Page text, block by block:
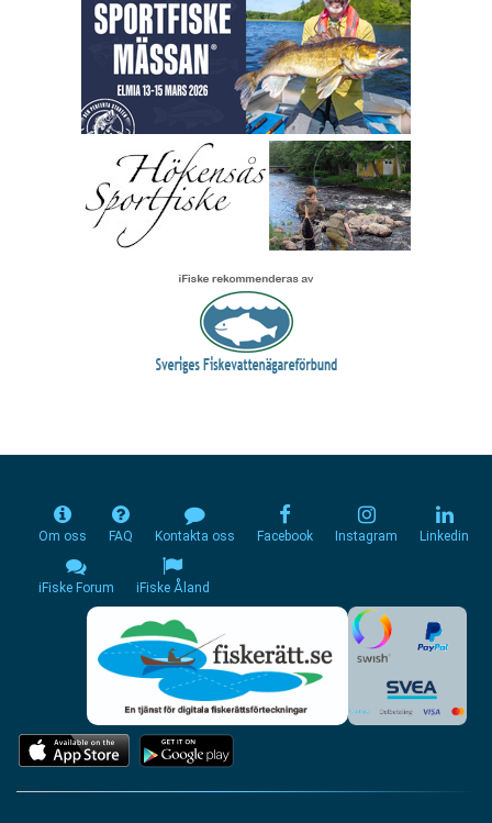
Om oss FAQ Kontakta oss Facebook Instagram Linkedin
iFiske Forum iFiske Åland